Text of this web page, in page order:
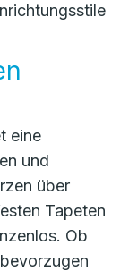
eine
und
über
Tapeten
Ob